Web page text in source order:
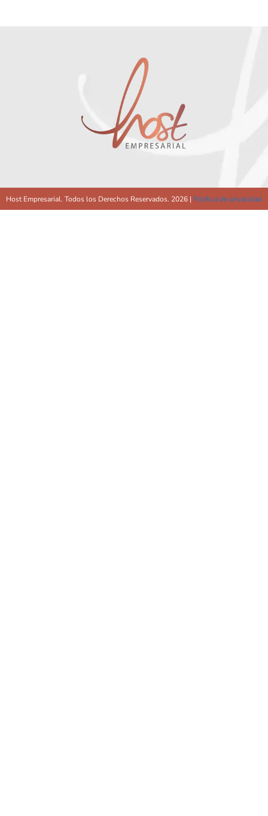
Host Empresarial. Todos los Derechos Reservados. 2026 | Política de privacidad